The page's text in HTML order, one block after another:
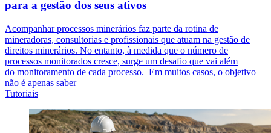
para a gestão dos seus ativos
Acompanhar processos minerários faz parte da rotina de
mineradoras, consultorias e profissionais que atuam na gestão de
direitos minerários. No entanto, à medida que o número de
processos monitorados cresce, surge um desafio que vai além
do monitoramento de cada processo. Em muitos casos, o objetivo
não é apenas saber
Tutoriais